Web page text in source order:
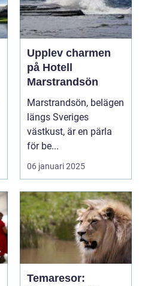
Upplev charmen
på Hotell
Marstrandsön
Marstrandsön, belägen
längs Sveriges
västkust, är en pärla
för be...
06 januari 2025
Temaresor: